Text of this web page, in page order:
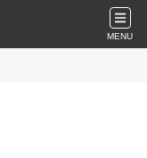
MENU